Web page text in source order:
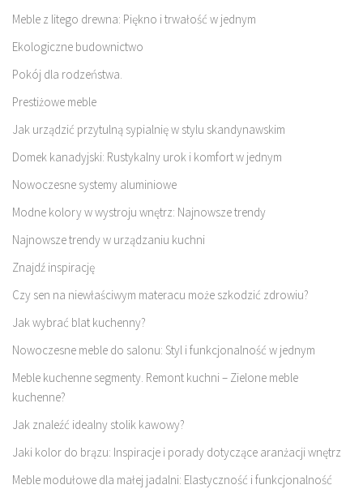
Meble z litego drewna: Piękno i trwałość w jednym
Ekologiczne budownictwo
Pokój dla rodzeństwa.
Prestiżowe meble
Jak urządzić przytulną sypialnię w stylu skandynawskim
Domek kanadyjski: Rustykalny urok i komfort w jednym
Nowoczesne systemy aluminiowe
Modne kolory w wystroju wnętrz: Najnowsze trendy
Najnowsze trendy w urządzaniu kuchni
Znajdź inspirację
Czy sen na niewłaściwym materacu może szkodzić zdrowiu?
Jak wybrać blat kuchenny?
Nowoczesne meble do salonu: Styl i funkcjonalność w jednym
Meble kuchenne segmenty. Remont kuchni – Zielone meble
kuchenne?
Jak znaleźć idealny stolik kawowy?
Jaki kolor do brązu: Inspiracje i porady dotyczące aranżacji wnętrz
Meble modułowe dla małej jadalni: Elastyczność i funkcjonalność